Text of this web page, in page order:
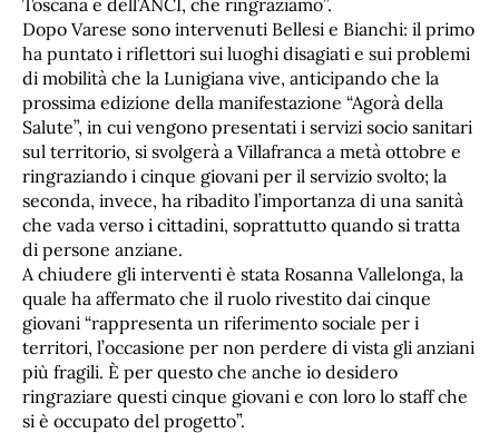
Dopo Varese sono intervenuti Bellesi e Bianchi: il primo
ha puntato i riflettori sui luoghi disagiati e sui problemi
di mobilità che la Lunigiana vive, anticipando che la
prossima edizione della manifestazione “Agorà della
Salute”, in cui vengono presentati i servizi socio sanitari
sul territorio, si svolgerà a Villafranca a metà ottobre e
ringraziando i cinque giovani per il servizio svolto; la
seconda, invece, ha ribadito l’importanza di una sanità
che vada verso i cittadini, soprattutto quando si tratta
di persone anziane.
A chiudere gli interventi è stata Rosanna Vallelonga, la
quale ha affermato che il ruolo rivestito dai cinque
giovani “rappresenta un riferimento sociale per i
territori, l’occasione per non perdere di vista gli anziani
più fragili. È per questo che anche io desidero
ringraziare questi cinque giovani e con loro lo staff che
si è occupato del progetto”.